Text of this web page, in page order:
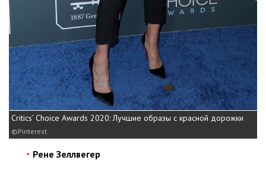
Critics’ Choice Awards 2020: Лучшие образы с красной дорожки
Pinterest
Рене Зеллвегер